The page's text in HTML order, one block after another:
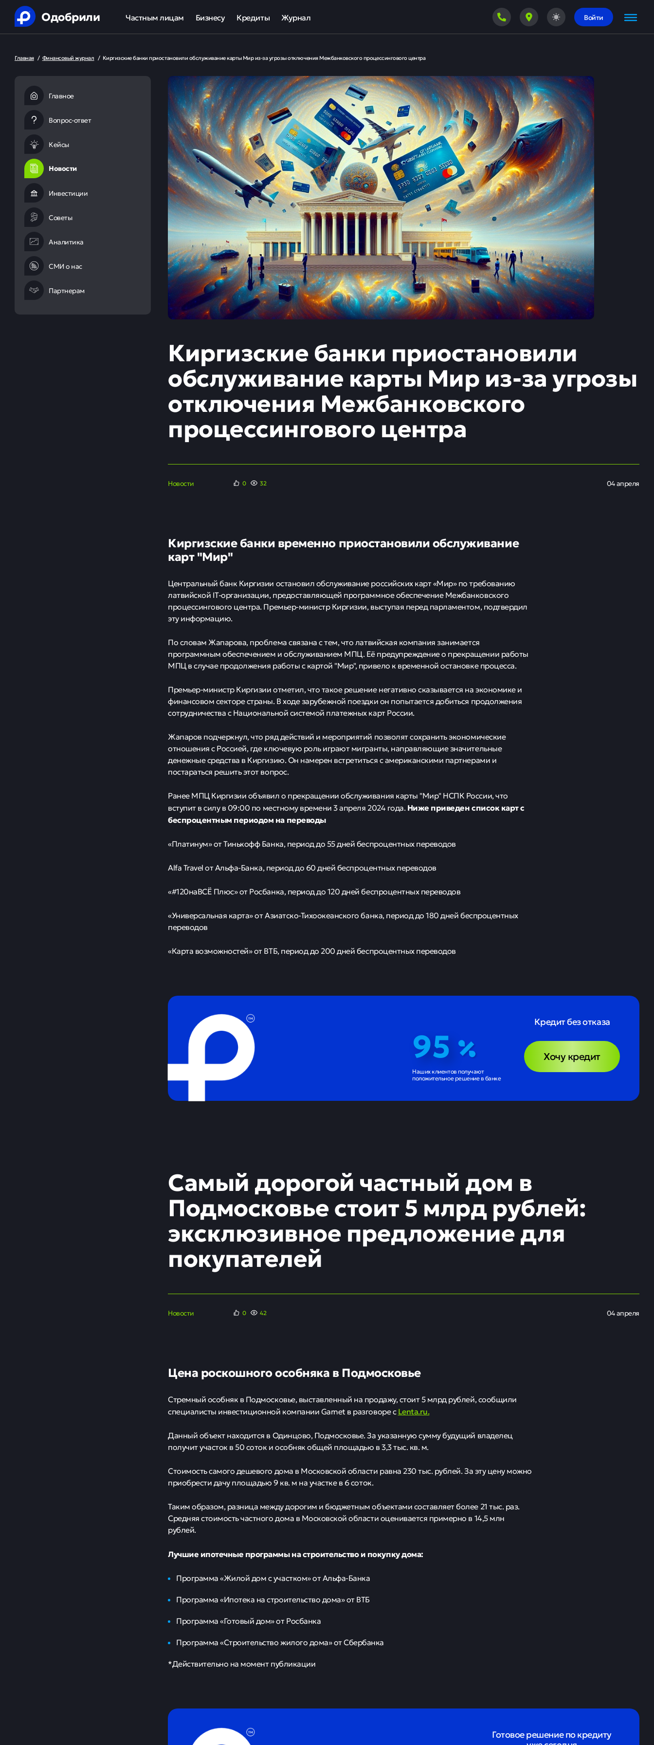
Одобрили Частным лицам
Рефинансирование кредитов
Ипотека
Банкротство
Юридическая защита от коллекторов и кредиторов
Анализ кредитной истории
Бизнесу
Оборотный кредит
Льготные программы кредитования для бизнеса
Кредиты
Рефинансирование кредитов
Кредит на карту
Кредиты под залог авто
Кредиты под залог недвижимости
Кредиты с плохой КИ
Кредиты без справок
Журнал Войти
Главная / Финансовый журнал / Киргизские банки приостановили обслуживание карты Мир из-за угрозы отключения Межбанковского процессингового центра
Главное
Вопрос-ответ
Кейсы
Новости
Инвестиции
Советы
Аналитика
СМИ о нас
Партнерам
Киргизские банки приостановили
обслуживание карты Мир из-за угрозы
отключения Межбанковского
процессингового центра
Новости 0 32 04 апреля
Киргизские банки временно приостановили обслуживание
карт "Мир"
Центральный банк Киргизии остановил обслуживание российских карт «Мир» по требованию
латвийской IT-организации, предоставляющей программное обеспечение Межбанковского
процессингового центра. Премьер-министр Киргизии, выступая перед парламентом, подтвердил
эту информацию.
По словам Жапарова, проблема связана с тем, что латвийская компания занимается
программным обеспечением и обслуживанием МПЦ. Её предупреждение о прекращении работы
МПЦ в случае продолжения работы с картой "Мир", привело к временной остановке процесса.
Премьер-министр Киргизии отметил, что такое решение негативно сказывается на экономике и
финансовом секторе страны. В ходе зарубежной поездки он попытается добиться продолжения
сотрудничества с Национальной системой платежных карт России.
Жапаров подчеркнул, что ряд действий и мероприятий позволят сохранить экономические
отношения с Россией, где ключевую роль играют мигранты, направляющие значительные
денежные средства в Киргизию. Он намерен встретиться с американскими партнерами и
постараться решить этот вопрос.
Ранее МПЦ Киргизии объявил о прекращении обслуживания карты "Мир" НСПК России, что
вступит в силу в 09:00 по местному времени 3 апреля 2024 года.Ниже приведен список карт с
беспроцентным периодом на переводы
«Платинум» от Тинькофф Банка, период до 55 дней беспроцентных переводов
Alfa Travel от Альфа-Банка, период до 60 дней беспроцентных переводов
«#120наВСЁ Плюс» от Росбанка, период до 120 дней беспроцентных переводов
«Универсальная карта» от Азиатско-Тихоокеанского банка, период до 180 дней беспроцентных
переводов
«Карта возможностей» от ВТБ, период до 200 дней беспроцентных переводов
95
Наших клиентов получают
положительное решение в банке
Кредит без отказа
Хочу кредит
Самый дорогой частный дом в
Подмосковье стоит 5 млрд рублей:
эксклюзивное предложение для
покупателей
Цена роскошного особняка в Подмосковье
специалисты инвестиционной компании Garnet в разговоре с
Данный объект находится в Одинцово, Подмосковье. За указанную сумму будущий владелец
приобрести дачу площадью 9 кв. м на участке в 6 соток.
Таким образом, разница между дорогим и бюджетным объектами составляет более 21 тыс. раз.